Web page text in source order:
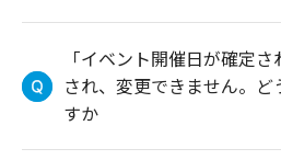
「イベント開催日が確定
され、変更できません。
すか